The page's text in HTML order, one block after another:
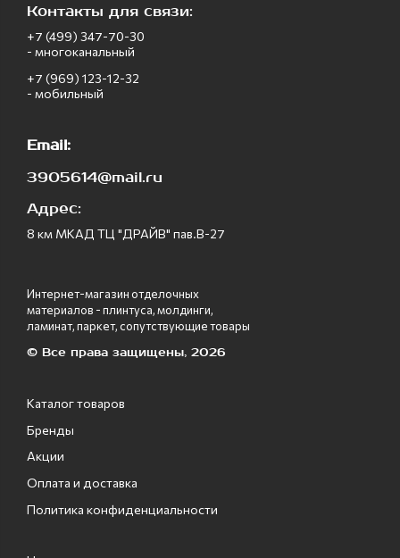
Контакты для связи:
+7 (499) 347-70-30
- многоканальный
+7 (969) 123-12-32
- мобильный
Email:
3905614@mail.ru
Адрес:
8 км МКАД ТЦ "ДРАЙВ" пав.В-27
Интернет-магазин отделочных
материалов - плинтуса, молдинги,
ламинат, паркет, сопутствующие товары
© Все права защищены, 2026
Каталог товаров
Бренды
Акции
Оплата и доставка
Политика конфиденциальности